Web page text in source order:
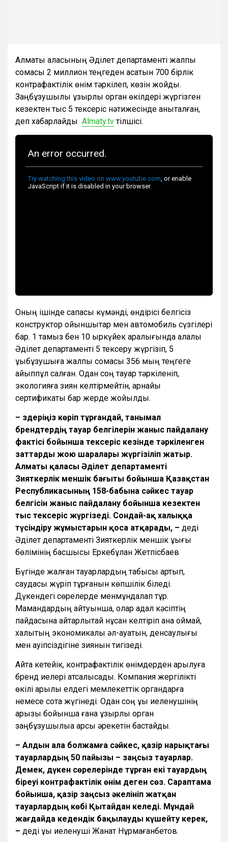
Алматы қаласының Әділет департаменті жалпы
сомасы 2 миллион теңгеден асатын 700 бірлік
контрафактілік өнім тәркілеп, көзін жойды.
Заңбұзушылық құзырлы орган өкілдері жүргізген
кезектен тыс 5 тексеріс нәтижесінде анықталған,
деп хабарлайды Almaty.tvтілшісі.
Оның ішінде сапасы күмәнді, өндірісі белгісіз
конструктор ойыншықтар мен автомобиль сүзгілері
бар. 1 тамыз бен 10 қыркүйек аралығында қалалық
Әділет департаменті 5 тексеру жүргізіп, 5
құқықбұзушыға жалпы сомасы 356 мың теңгеге
айыппұл салған. Одан соң тауар тәркіленіп,
экологияға зиян келтірмейтін, арнайы
сертификаты бар жерде жойылды.
– Өздеріңіз көріп тұрғандай, танымал
брендтердің тауар белгілерін жаныс пайдалану
фактісі бойынша тексеріс кезінде тәркіленген
заттарды жою шаралары жүргізіліп жатыр.
Алматы қаласы Әділет департаменті
Зияткерлік меншік бағыты бойынша Қазақстан
Республикасының 158-бабына сәйкес тауар
белгісін жаныс пайдалану бойынша кезектен
тыс тексеріс жүргізеді. Сондай-ақ халыққа
түсіндіру жұмыстарын қоса атқарады, – деді
Әділет департаменті Зияткерлік меншік құқығы
бөлімінің басшысы Еркебұлан Жетпісбаев
Бүгінде жалған тауарлардың табысы артып,
саудасы жүріп тұрғанын көпшілік біледі.
Дүкендегі сөрелерде менмұндалап тұр.
Мамандардың айтуынша, олар адал кәсіптің
пайдасына айтарлықтай нұқсан келтіріп қана қоймай,
халықтың экономикалық әл-ауқатын, денсаулығы
мен қауіпсіздігіне зиянын тигізеді.
Айта кетейік, контрафактілік өнімдерден арылуға
бренд иелері атсалысады. Компания жергілікті
өкілі арқылы елдегі мемлекеттік органдарға
немесе сотқа жүгінеді. Одан соң құқық иеленушінің
арызы бойынша ғана құзырлы орган
заңбұзушылыққа қарсы әрекетін бастайды.
– Алдын ала болжамға сәйкес, қазір нарықтағы
тауарлардың 50 пайызы – заңсыз тауарлар.
Демек, дүкен сөрелерінде тұрған екі тауардың
біреуі контрафактілік өнім деген сөз. Сараптама
бойынша, қазір заңсыз әкелініп жатқан
тауарлардың көбі Қытайдан келеді. Мұндай
жағдайда кедендік бақылауды күшейту керек,
– деді құқық иеленуші Жанат Нұрмағанбетов.